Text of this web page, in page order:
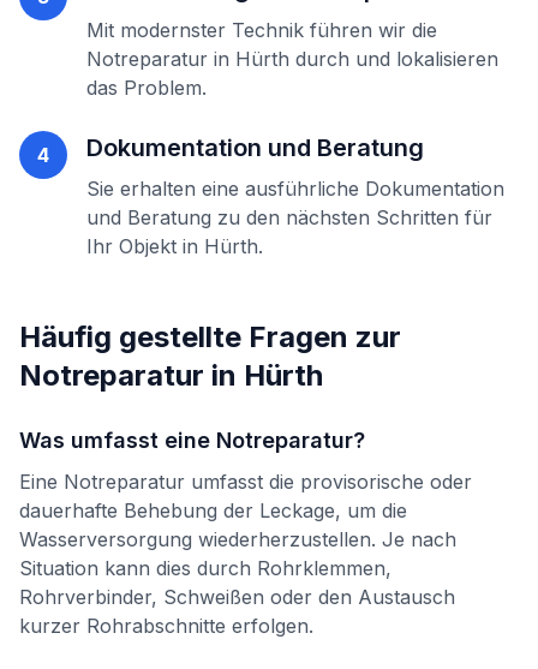
Mit modernster Technik führen wir die
Notreparatur in Hürth durch und lokalisieren
das Problem.
4 Dokumentation und Beratung
Sie erhalten eine ausführliche Dokumentation
und Beratung zu den nächsten Schritten für
Ihr Objekt in Hürth.
Häufig gestellte Fragen zur
Notreparatur in Hürth
Was umfasst eine Notreparatur?
Eine Notreparatur umfasst die provisorische oder
dauerhafte Behebung der Leckage, um die
Wasserversorgung wiederherzustellen. Je nach
Situation kann dies durch Rohrklemmen,
Rohrverbinder, Schweißen oder den Austausch
kurzer Rohrabschnitte erfolgen.